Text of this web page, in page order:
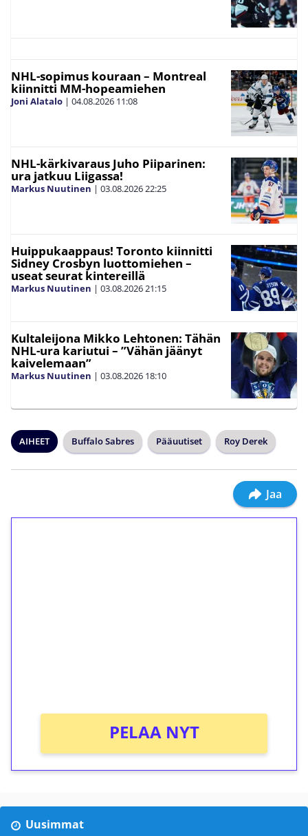
NHL-sopimus kouraan – Montreal
kiinnitti MM-hopeamiehen
Joni Alatalo | 04.08.2026 11:08
NHL-kärkivaraus Juho Piiparinen:
ura jatkuu Liigassa!
Markus Nuutinen | 03.08.202622:25
Huippukaappaus! Toronto kiinnitti
Sidney Crosbyn luottomiehen –
useat seurat kintereillä
Markus Nuutinen | 03.08.202621:15
Kultaleijona Mikko Lehtonen: Tähän
NHL-ura kariutui – ”Vähän jäänyt
kaivelemaan”
Markus Nuutinen | 03.08.2026 18:10
AIHEET Buffalo Sabres Pääuutiset Roy Derek
Jaa
PELAA NYT
Uusimmat